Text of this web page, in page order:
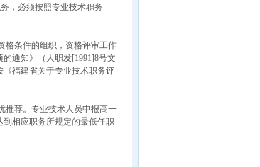
，必须按照专业技术职务
格条件的组织，资格评审工作
通知》（人职发[1991]8号文
福建省关于专业技术职务评
推荐。专业技术人员申报高一
相应职务所规定的最低任职